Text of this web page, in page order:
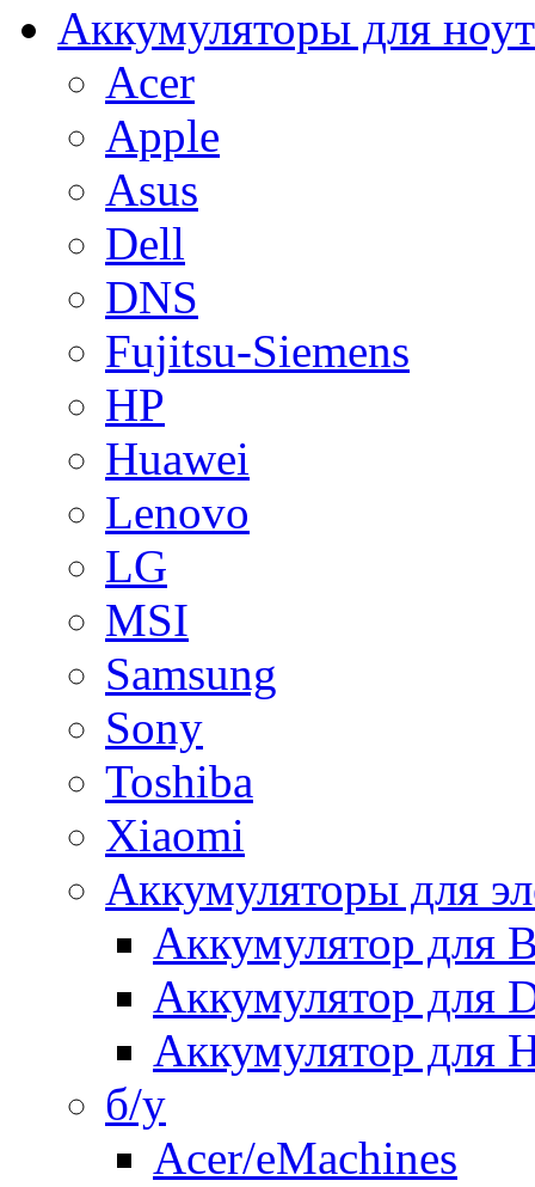
Аккумуляторы для
Acer
Apple
Asus
Dell
DNS
Fujitsu-Siemens
HP
Huawei
Lenovo
LG
MSI
Samsung
Sony
Toshiba
Xiaomi
Аккумуляторы для
Аккумулятор для
Аккумулятор для
Аккумулятор для
б/у
Acer/eMachines